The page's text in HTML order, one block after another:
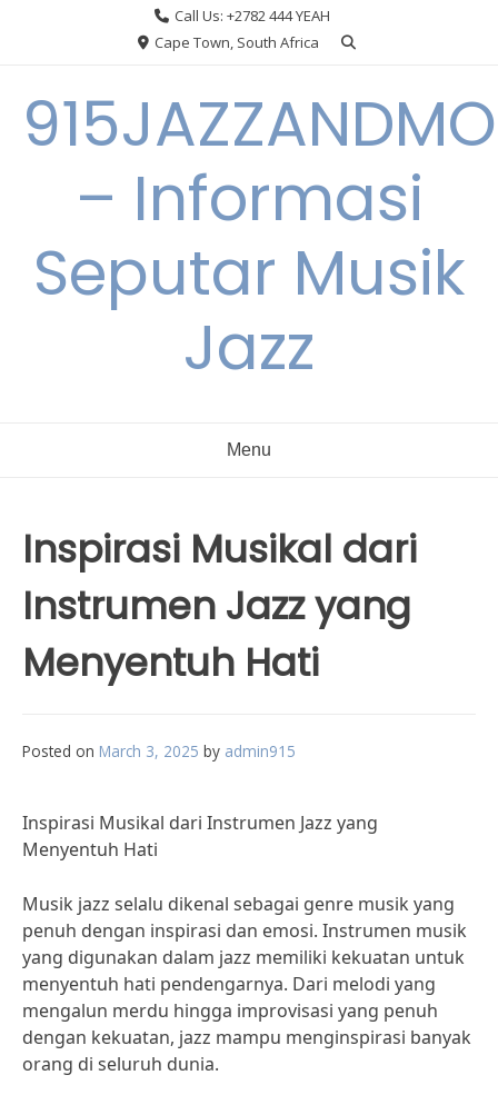
Call Us: +2782 444 YEAH
Cape Town, South Africa
– Informasi
Seputar Musik
Jazz
Menu
Inspirasi Musikal dari
Instrumen Jazz yang
Menyentuh Hati
Posted on March 3, 2025 by admin915
Inspirasi Musikal dari Instrumen Jazz yang
Menyentuh Hati
Musik jazz selalu dikenal sebagai genre musik yang
penuh dengan inspirasi dan emosi. Instrumen musik
yang digunakan dalam jazz memiliki kekuatan untuk
menyentuh hati pendengarnya. Dari melodi yang
mengalun merdu hingga improvisasi yang penuh
dengan kekuatan, jazz mampu menginspirasi banyak
orang di seluruh dunia.